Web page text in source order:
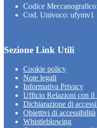
Codice
Cod. Univoco: ufymv1
Sezione Link Utili
Cookie policy
Note legali
Informativa Privacy
Ufficio Relazioni con il
Dichiarazione di
Obiettivi di accessibilità
Whistleblowing